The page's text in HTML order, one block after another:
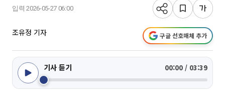
입력 2026-05-27 06:00
조유정 기자 구글 선호매체 추가
기사 듣기 00:00 / 03:39